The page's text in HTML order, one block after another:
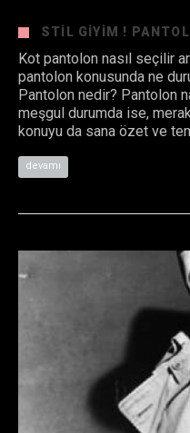
STIL GIYIM !
Kot pantolon nasıl seçilir
pantolon konusunda ne
Pantolon nedir? Pantolon
meşgul durumda ise,
konuyu da sana özet ve
devamı